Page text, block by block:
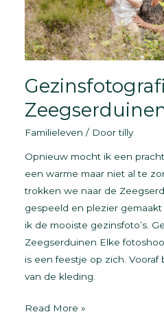
Familieleven / Doortilly
Opnieuw mocht ik een
een warme maar niet al te
trokken we naar de
gespeeld en plezier
ik de mooiste gezinsfoto’s.
Zeegserduinen Elke
is een feestje op zich.
van de kleding.
Gezinsfotografie
Read More »